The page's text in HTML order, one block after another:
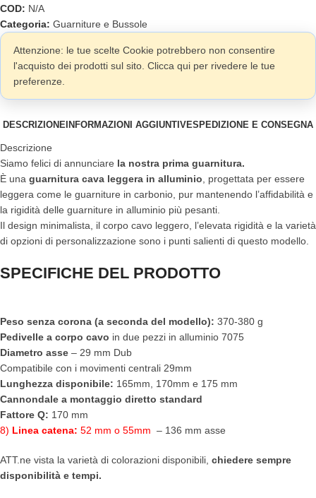
COD: N/A
Categoria: Guarniture e Bussole
Attenzione: le tue scelte Cookie potrebbero non consentire
l'acquisto dei prodotti sul sito. Clicca qui per rivedere le tue
preferenze.
DESCRIZIONEINFORMAZIONI AGGIUNTIVESPEDIZIONE E CONSEGNA
Descrizione
Siamo felici di annunciare la nostra prima guarnitura.
È una guarnitura cava leggera in alluminio , progettata per essere
leggera come le guarniture in carbonio, pur mantenendo l’affidabilità e
la rigidità delle guarniture in alluminio più pesanti.
Il design minimalista, il corpo cavo leggero, l’elevata rigidità e la varietà
di opzioni di personalizzazione sono i punti salienti di questo modello.
SPECIFICHE DEL PRODOTTO
Peso senza corona (a seconda del modello): 370-380 g
Pedivelle a corpo cavo in due pezzi in alluminio 7075
Diametro asse – 29 mm Dub
Compatibile con i movimenti centrali 29mm
Lunghezza disponibile: 165mm, 170mm e 175 mm
Cannondale a montaggio diretto standard
Fattore Q: 170 mm
8) Linea catena: 52 mm o 55mm – 136 mm asse
ATT.ne vista la varietà di colorazioni disponibili, chiedere sempre
disponibilità e tempi.